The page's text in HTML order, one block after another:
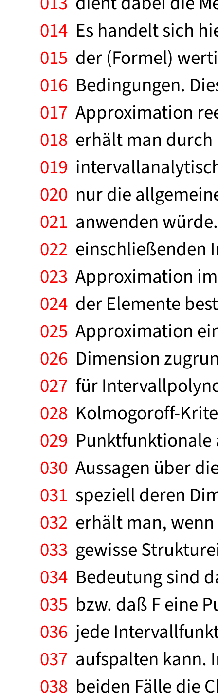
014 Es handelt sich
015 der (Formel)
016 Bedingungen.
017 Approximation
018 erhält man durch
019
020 nur die
021 anwenden
022 einschließenden
023 Approximation
024 der Elemente
025 Approximation
026 Dimension
027 für
028 Kolmogoroff-
029 Punktfunktionale
030 Aussagen über
031 speziell deren
032 erhält man,
033 gewisse
034 Bedeutung sind
035 bzw. daß F eine
036 jede
037 aufspalten kann.
038 beiden Fälle die